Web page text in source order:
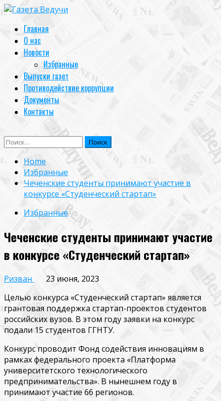
Skip
content
Primary
Menu
Главная
О нас
Новости
Избранные
Выпуски газет
Противодействие коррупции
Документы
Контакты
Найти:
Home
Избранные
Чеченские студенты принимают участие в
конкурсе «Студенческий стартап»
Избранные
Чеченские студенты принимают участие
в конкурсе «Студенческий стартап»
Ризван
23 июня, 2023
Целью конкурса «Студенческий стартап» является
грантовая поддержка стартап-проектов студентов
российских вузов. В этом году заявки на конкурс
подали 15 студентов ГГНТУ.
Конкурс проводит Фонд содействия инновациям в
рамках федерального проекта «Платформа
университетского технологического
предпринимательства». В нынешнем году в
принимают участие 66 регионов.